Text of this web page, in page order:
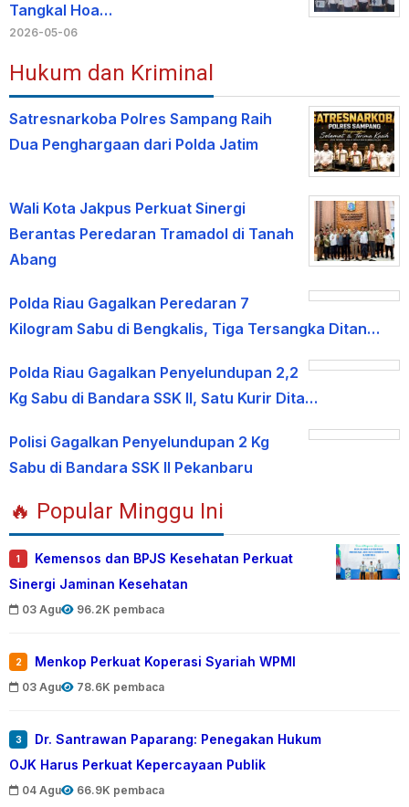
Tangkal Hoa…
2026-05-06
Hukum dan Kriminal
Satresnarkoba Polres Sampang Raih
Dua Penghargaan dari Polda Jatim
Wali Kota Jakpus Perkuat Sinergi
Berantas Peredaran Tramadol di Tanah
Abang
Polda Riau Gagalkan Peredaran 7
Kilogram Sabu di Bengkalis, Tiga Tersangka Ditan…
Polda Riau Gagalkan Penyelundupan 2,2
Kg Sabu di Bandara SSK II, Satu Kurir Dita…
Polisi Gagalkan Penyelundupan 2 Kg
Sabu di Bandara SSK II Pekanbaru
🔥 Popular Minggu Ini
1
Kemensos dan BPJS Kesehatan Perkuat
Sinergi Jaminan Kesehatan
03 Agu 96.2K pembaca
2 Menkop Perkuat Koperasi Syariah WPMI
03 Agu 78.6K pembaca
3
Dr. Santrawan Paparang: Penegakan Hukum
OJK Harus Perkuat Kepercayaan Publik
04 Agu 66.9K pembaca